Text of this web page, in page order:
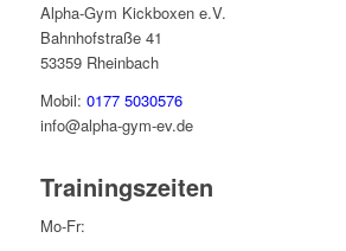
Alpha-Gym Kickboxen e.V.
Bahnhofstraße 41
53359 Rheinbach
Mobil: 0177 5030576
info@alpha-gym-ev.de
Trainingszeiten
Mo-Fr: